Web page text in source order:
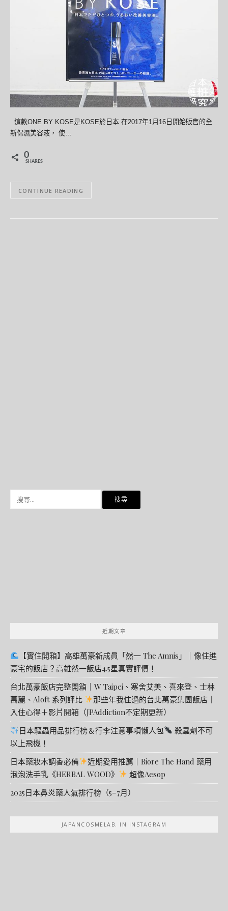
這款ONE BY KOSE是KOSE於日本 在2017年1月16日開始販售的全
新保濕美容液， 使…
0
SHARES
CONTINUE READING
近期文章
【實住開箱】高雄萬豪新成員「然一 The Amnis」｜像住進
豪宅的飯店？高雄然一飯店4.5星真實評價！
台北萬豪飯店完整開箱｜W Taipei、寒舍艾美、喜來登、士林
萬麗、Aloft 系列評比
那些年我住過的台北萬豪集團飯店｜
入住心得＋影片開箱（JPAddiction不定期更新）
日本驅蟲用品排行榜＆行李注意事項懶人包
殺蟲劑不可
以上飛機！
日本藥妝木調香必備
近期愛用推薦｜Biore The Hand 藥用
泡泡洗手乳《HERBAL WOOD》
超像Aesop
2025日本鼻炎藥人氣排行榜（5–7月）
JAPANCOSMELAB. IN INSTAGRAM